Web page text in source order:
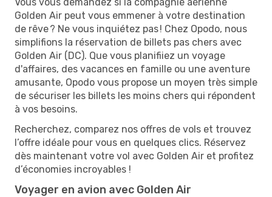
Golden Air peut vous emmener à votre destination
de rêve ? Ne vous inquiétez pas ! Chez Opodo, nous
simplifions la réservation de billets pas chers avec
Golden Air (DC). Que vous planifiiez un voyage
d'affaires, des vacances en famille ou une aventure
amusante, Opodo vous propose un moyen très simple
de sécuriser les billets les moins chers qui répondent
à vos besoins.
Recherchez, comparez nos offres de vols et trouvez
l’offre idéale pour vous en quelques clics. Réservez
dès maintenant votre vol avec Golden Air et profitez
d’économies incroyables !
Voyager en avion avec Golden Air